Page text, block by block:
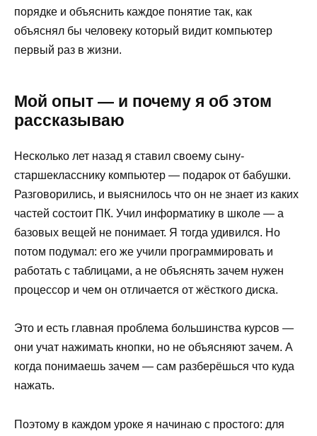
порядке и объяснить каждое понятие так, как
объяснял бы человеку который видит компьютер
первый раз в жизни.
Мой опыт — и почему я об этом
рассказываю
Несколько лет назад я ставил своему сыну-
старшекласснику компьютер — подарок от бабушки.
Разговорились, и выяснилось что он не знает из каких
частей состоит ПК. Учил информатику в школе — а
базовых вещей не понимает. Я тогда удивился. Но
потом подумал: его же учили программировать и
работать с таблицами, а не объяснять зачем нужен
процессор и чем он отличается от жёсткого диска.
Это и есть главная проблема большинства курсов —
они учат нажимать кнопки, но не объясняют зачем. А
когда понимаешь зачем — сам разберёшься что куда
нажать.
Поэтому в каждом уроке я начинаю с простого: для